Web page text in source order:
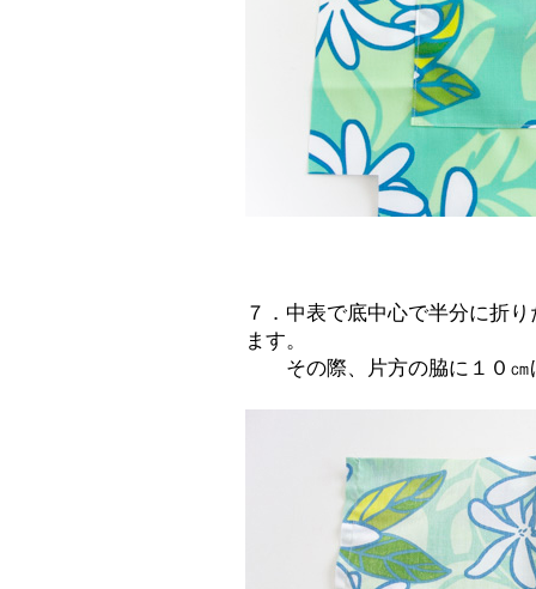
７．中表で底中心で半分に折
ます。
その際、片方の脇に１０㎝